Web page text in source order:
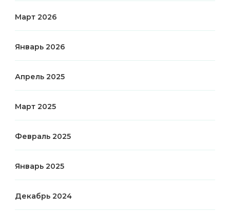
Март 2026
Январь 2026
Апрель 2025
Март 2025
Февраль 2025
Январь 2025
Декабрь 2024